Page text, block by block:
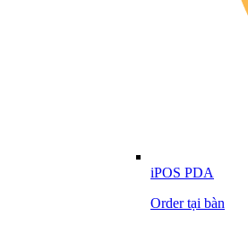
iPOS PDA
Order tại bàn